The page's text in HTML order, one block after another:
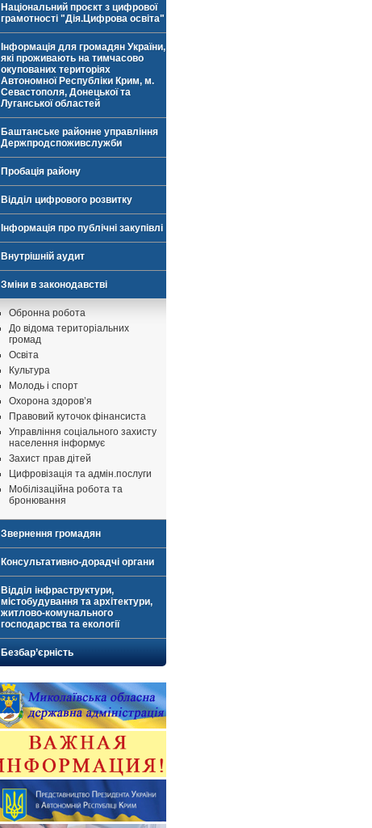
Національний проєкт з цифрової
грамотності "Дія.Цифрова освіта"
Інформація для громадян України,
які проживають на тимчасово
окупованих територіях
Автономної Республіки Крим, м.
Севастополя, Донецької та
Луганської областей
Баштанське районне управління
Держпродспоживслужби
Пробація району
Відділ цифрового розвитку
Інформація про публічні закупівлі
Внутрішній аудит
Зміни в законодавстві
Обронна робота
До відома територіальних
громад
Освіта
Культура
Молодь і спорт
Охорона здоров’я
Правовий куточок фінансиста
Управління соціального захисту
населення інформує
Захист прав дітей
Цифровізація та адмін.послуги
Мобілізаційна робота та
бронювання
Звернення громадян
Консультативно-дорадчі органи
Відділ інфраструктури,
містобудування та архітектури,
житлово-комунального
господарства та екології
Безбар’єрність